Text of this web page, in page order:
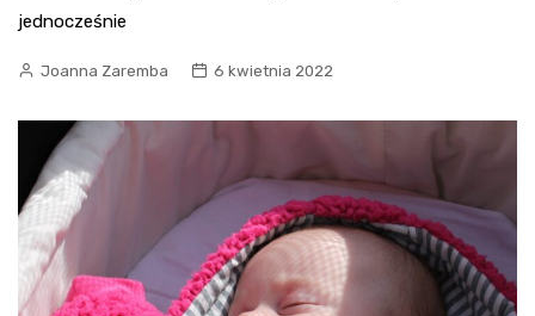
jednocześnie
Joanna Zaremba 6 kwietnia 2022